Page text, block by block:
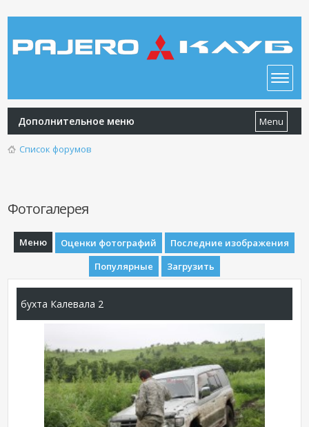
Дополнительное меню Menu
Список форумов
Фотогалерея
Меню Оценки фотографий
Последние изображения
Популярные
Загрузить
бухта Калевала 2